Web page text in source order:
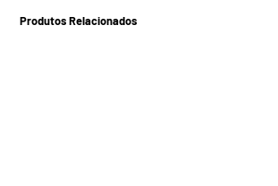
Produtos Relacionados